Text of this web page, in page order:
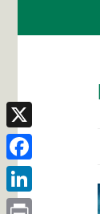
X
Facebook
LinkedIn